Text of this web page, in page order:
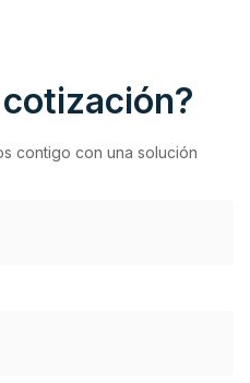
contigo con una solución